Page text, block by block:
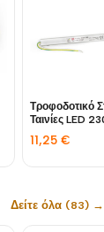
Τροφοδοτικό
Ταινίες LED
11,25€
Δείτε όλα (83) →